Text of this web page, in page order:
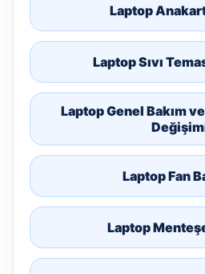
Laptop
Laptop Sıvı
Laptop Genel Bakım
Laptop Fan
Laptop